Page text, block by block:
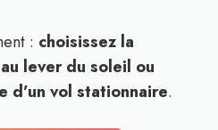
: choisissez la
lever du soleil ou
d’un vol stationnaire.